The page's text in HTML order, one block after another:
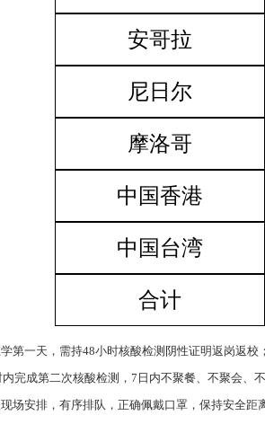
安哥拉
尼日尔
摩洛哥
中国香港
中国台湾
合计
第一天，需持48小时核酸检测阴性证明返岗返
完成第二次核酸检测，7日内不聚餐、不聚会
场安排，有序排队，正确佩戴口罩，保持安全